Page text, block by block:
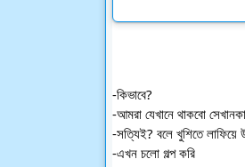
-কিভাবে?
-আমরা যেখানে থাকবো
-সত্যিই? বলে খুশিতে লাফিয়ে
-এখন চলো গল্প করি